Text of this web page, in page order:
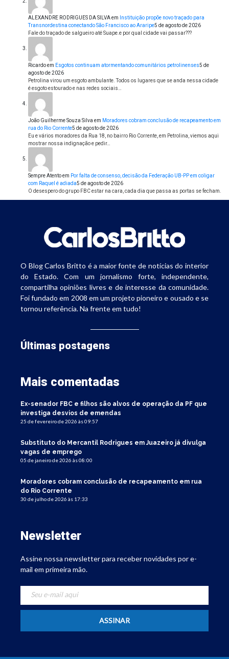
ALEXANDRE RODRIGUES DA SILVAem
Instituição propõe novo traçado para
Transnordestina conectando São Francisco ao Araripe5 de agosto de 2026
Fale do traçado de salgueiro até Suape.e por qual cidade vai passar???
Ricardoem Esgotos continuam atormentando comunitários petrolinenses5 de
agosto de 2026
Petrolina virou um esgoto ambulante. Todos os lugares que se anda nessa cidade
é esgoto estourado e nas redes sociais…
João Guilherme Souza Silva em Moradores cobram conclusão de recapeamento em
rua do Rio Corrente5 de agosto de 2026
Eu e vários moradores da Rua 18, no bairro Rio Corrente, em Petrolina, viemos aqui
mostrar nossa indignação e pedir…
Sempre Atentoem Por falta de consenso, decisão da Federação UB-PP em coligar
com Raquel é adiada5 de agosto de 2026
O desespero do grupo FBC estar na cara, cada dia que passa as portas se fecham.
O Blog Carlos Britto é a maior fonte de notícias do interior
do Estado. Com um jornalismo forte, independente,
compartilha opiniões livres e de interesse da comunidade.
Foi fundado em 2008 em um projeto pioneiro e ousado e se
tornou referência. Na frente em tudo!
Últimas postagens
Mais comentadas
Ex-senador FBC e filhos são alvos de operação da PF que
investiga desvios de emendas
25 de fevereiro de 2026 às 09:57
Substituto do Mercantil Rodrigues em Juazeiro já divulga
vagas de emprego
05 de janeiro de 2026 às 08:00
Moradores cobram conclusão de recapeamento em rua
do Rio Corrente
30 de julho de 2026 às 17:33
Newsletter
Assine nossa newsletter para receber novidades por e-
mail em primeira mão.